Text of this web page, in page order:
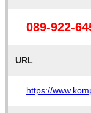
089-922-
URL
https://